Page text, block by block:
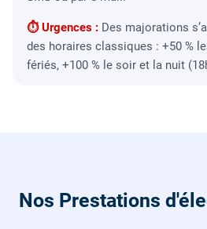
⏱ Urgences : Des majorations
des horaires classiques : +50 %
fériés, +100 % le soir et la nuit
Nos Prestations